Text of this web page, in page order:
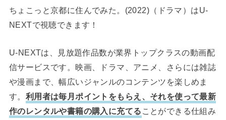
ちょこっと京都に住んでみた。(2022)（ドラマ）はU-
NEXTで視聴できます！
U-NEXTは、見放題作品数が業界トップクラスの動画配
信サービスです。映画、ドラマ、アニメ、さらには雑誌
や漫画まで、幅広いジャンルのコンテンツを楽しめま
す。 利用者は毎月ポイントをもらえ、それを使って最新
作のレンタルや書籍の購入に充てる ことができる仕組み